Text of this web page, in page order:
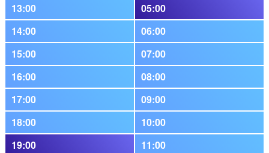
13:00
05:00
14:00
06:00
15:00
07:00
16:00
08:00
17:00
09:00
18:00
10:00
19:00
11:00